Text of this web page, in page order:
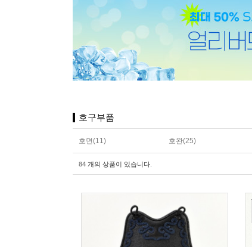
호구부품
호면(11) 호완(25)
84 개의 상품이 있습니다.